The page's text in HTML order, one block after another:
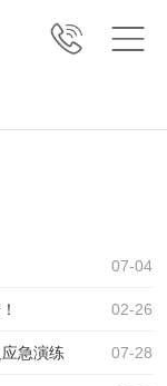
07-04
02-26
07-28
急演练